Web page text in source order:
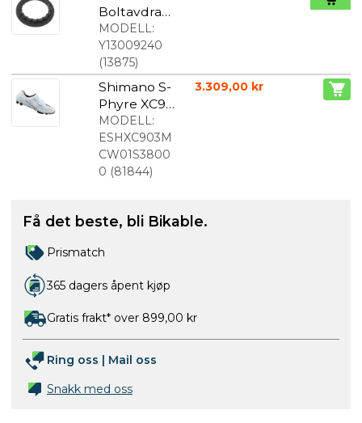
Boltavdrag
er Til
BB9000
MODELL:
Y13009240
(13875)
Shimano S-
Phyre XC9
MTB-sko
herre hvit
MODELL:
ESHXC903M
CW01S3800
0 (81844)
3.309,00 kr
Få det beste, bli Bikable.
Prismatch
365 dagers åpent kjøp
Gratis frakt* over 899,00 kr
Ring oss | Mail oss
Snakk med oss